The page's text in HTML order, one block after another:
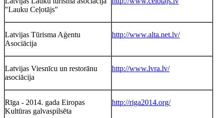
"Lauku Ceļotājs"
Latvijas Tūrisma Aģentu
Asociācija
http://www.alta.net.lv/
Latvijas Viesnīcu un restorānu
asociācija
http://www.lvra.lv/
Rīga - 2014. gada Eiropas
Kultūras galvaspilsēta
http://riga2014.org/